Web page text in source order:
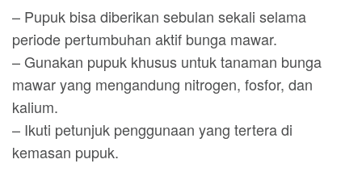
– Pupuk bisa diberikan sebulan sekali selama
periode pertumbuhan aktif bunga mawar.
– Gunakan pupuk khusus untuk tanaman bunga
mawar yang mengandung nitrogen, fosfor, dan
kalium.
– Ikuti petunjuk penggunaan yang tertera di
kemasan pupuk.